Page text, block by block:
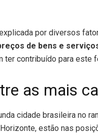
por diversos
de bens e
ter contribuído para este
as mais
cidade brasileira no
estão nas